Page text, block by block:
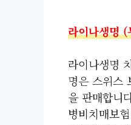
라이나생명
라이나생명
명은 스위스
을 판매합니
병비치매보